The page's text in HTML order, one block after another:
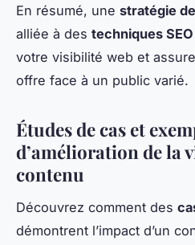
En résumé, une stratégie
alliée à des techniques SEO
votre visibilité web et
offre face à un public varié.
Études de cas et
d’amélioration de la
contenu
Découvrez comment des
démontrent l’impact d’un